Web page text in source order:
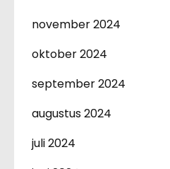
november 2024
oktober 2024
september 2024
augustus 2024
juli 2024